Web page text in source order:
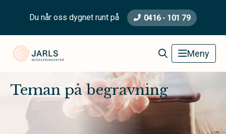
Du når oss dygnet runt på 0416 - 101 79
Meny
Teman på begravning